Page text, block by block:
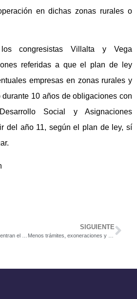
en dichas zonas rurales o
congresistas Villalta y Vega
referidas a que el plan de ley
empresas en zonas rurales y
10 años de obligaciones con
Social y Asignaciones
del año 11, según el plan de ley, sí
SIGUIENTE